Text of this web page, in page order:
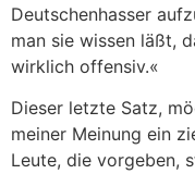
Deutschenhasser
man sie wissen läßt,
wirklich offensiv.«
Dieser letzte Satz,
meiner Meinung ein
Leute, die vorgeben,